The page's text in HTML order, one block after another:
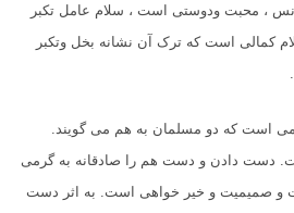
، محبت ودوستی است ، سلام عامل تکبر
کمالی است که ترک آن نشانه بخل وتکبر
است كه دو مسلمان به هم می گویند.
دست دادن و دست هم را صادقانه به گرمی
و صمیمیت و خیر خواهی است. به اثر دست